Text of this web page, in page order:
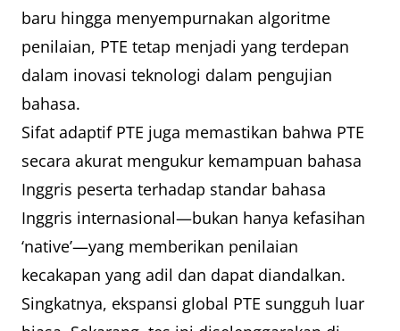
baru hingga menyempurnakan algoritme
penilaian, PTE tetap menjadi yang terdepan
dalam inovasi teknologi dalam pengujian
bahasa.
Sifat adaptif PTE juga memastikan bahwa PTE
secara akurat mengukur kemampuan bahasa
Inggris peserta terhadap standar bahasa
Inggris internasional—bukan hanya kefasihan
‘native’—yang memberikan penilaian
kecakapan yang adil dan dapat diandalkan.
Singkatnya, ekspansi global PTE sungguh luar